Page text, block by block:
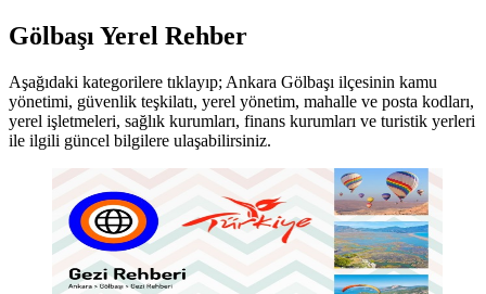
Gölbaşı Yerel Rehber
Aşağıdaki kategorilere tıklayıp; Ankara Gölbaşı ilçesinin kamu
yönetimi, güvenlik teşkilatı, yerel yönetim, mahalle ve posta kodları,
yerel işletmeleri, sağlık kurumları, finans kurumları ve turistik yerleri
ile ilgili güncel bilgilere ulaşabilirsiniz.